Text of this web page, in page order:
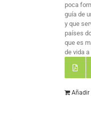
poca
guía de
y que
países
que es
de vida
Añadir